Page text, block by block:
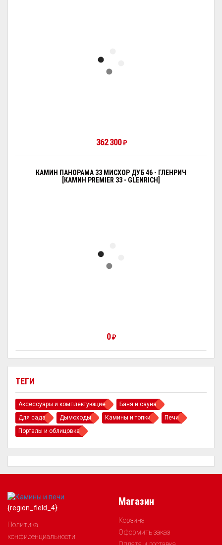
ТЕГИ
Аксессуары и комплектующие
Баня и сауна
Для сада
Дымоходы Камины и топки
Печи
Порталы и облицовка
362 300₽
КАМИН ПАНОРАМА 33 МИСХОР ДУБ 46 - ГЛЕНРИЧ
[КАМИН PREMIER 33 - GLENRICH]
0₽
{region_field_4}
Политика
конфиденциальности
Магазин
Корзина
Оформить заказ